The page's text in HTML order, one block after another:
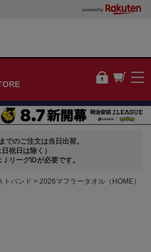
powered by
でのご注文は当日出荷。
日祝日は除く）
リーグIDが必要です。
トバンド 2026マフラータオル（HOME）